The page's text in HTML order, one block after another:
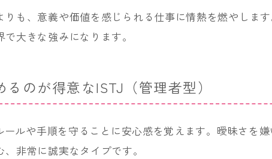
も、意義や価値を感じられる仕事に情熱を燃やしま
大きな強みになります。
のが得意なISTJ（管理者型）
ールや手順を守ることに安心感を覚えます。曖昧さを
非常に誠実なタイプです。